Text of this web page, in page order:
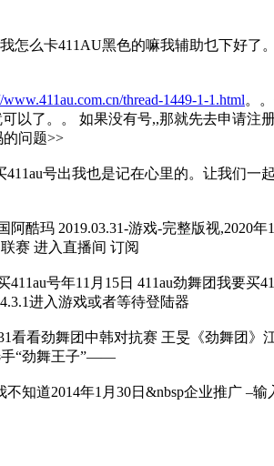
怎么卡411AU黑色的嘛我辅助乜下好
www.411au.com.cn/thread-1449-1-1.html。
以了。。 如果没有号,,那就先去申请注
问题>>
号出我也是记在心里的。让我们
阿酷玛 2019.03.31-游戏-完整版视
赛 进入直播间 订阅
号年11月15日 411au劲舞团我要
进入游戏或者等待登陆器
看看劲舞团中韩对抗赛 王旻《劲舞团
手“劲舞王子”——
知道2014年1月30日&nbsp企业推广 –